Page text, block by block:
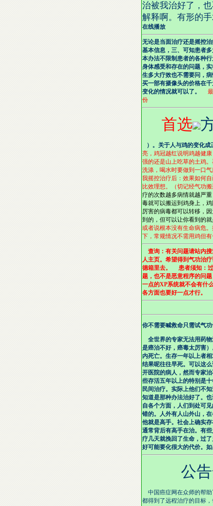
治被我治好了，
解释啊。有形的
在线播放
无论是当面治疗还是摇控
基本信息，三、可知患者
本办法不限制患者的各种
身体感受和存在的问题，
生多大疗效也不需要问，
买一部有摄像头的价格在
变化的情况就可以了。
最
份
首选
）。关于人与鸡的变化成
亮，鸡冠越红说明鸡越健
强的还是山上吃草的土鸡
洗涤，喝水时要做到一口
我摇控治疗后：效果如何
比效理想。（切记经气功
疗的次数越多病情就越严
毒就可以搬运到鸡身上，
厉害的病毒都可以转移，
到的，但可以让你看到的
或者说根本没有生命病危
下，常规情况不需用鸡但
查询：有关问题请站内搜
人主页。希望得到气功治
德箱里去。 患者须知：过
题，也不是恶意程序的问
一点的XP系统就不会有什
各方面也要好一点才行。
你不需要喊救命只需试气
全世界的专家无法用药物
是癌治不好，癌毒太厉害
内死亡。生存一年以上者
结果呢往往早死。可以这
开医院的病人，然而专家
些存活五年以上的特别是
民间治疗。实际上他们不
知道是那种办法治好了。
自各个方面，人们到处可
错的。人外有人山外山，
他就是高手。社会上确实
通常背后有高手在治。有
疗几天就挽回了生命，过
好可能要化很大的代价。
公告全
中国癌症网在众师的帮助
都得到了远程治疗的目标